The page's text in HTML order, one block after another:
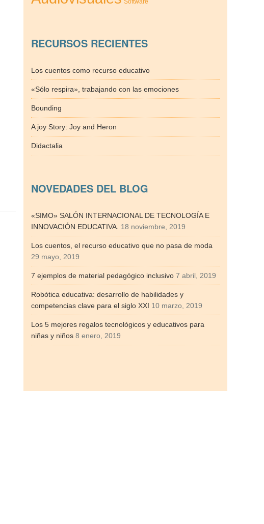
Software
RECURSOS RECIENTES
Los cuentos como recurso educativo
«Sólo respira», trabajando con las emociones
Bounding
A joy Story: Joy and Heron
Didactalia
NOVEDADES DEL BLOG
«SIMO» SALÓN INTERNACIONAL DE TECNOLOGÍA E
INNOVACIÓN EDUCATIVA. 18 noviembre, 2019
Los cuentos, el recurso educativo que no pasa de moda
29 mayo, 2019
7 ejemplos de material pedagógico inclusivo 7 abril, 2019
Robótica educativa: desarrollo de habilidades y
competencias clave para el siglo XXI 10 marzo, 2019
Los 5 mejores regalos tecnológicos y educativos para
niñas y niños 8 enero, 2019